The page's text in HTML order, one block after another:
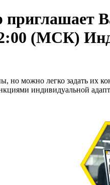
(МСК)
но можно легко задать их
индивидуальной